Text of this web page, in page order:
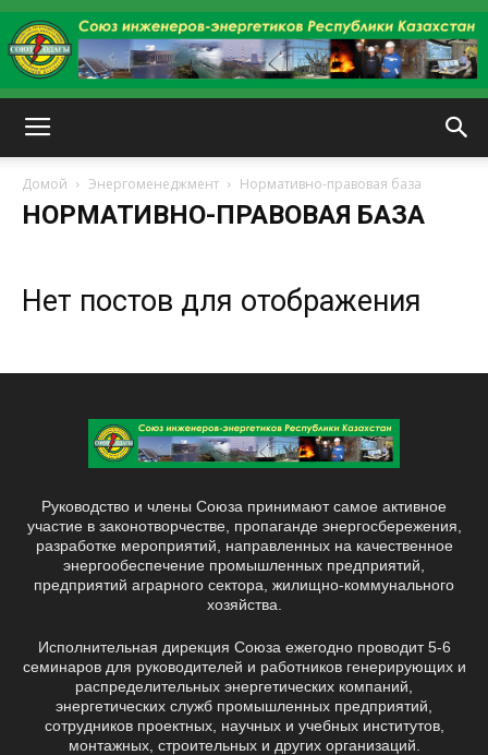
Домой Энергоменеджмент Нормативно-правовая база
НОРМАТИВНО-ПРАВОВАЯ БАЗА
Нет постов для отображения
Руководство и члены Союза принимают самое активное
участие в законотворчестве, пропаганде энергосбережения,
разработке мероприятий, направленных на качественное
энергообеспечение промышленных предприятий,
предприятий аграрного сектора, жилищно-коммунального
хозяйства.
Исполнительная дирекция Союза ежегодно проводит 5-6
семинаров для руководителей и работников генерирующих и
распределительных энергетических компаний,
энергетических служб промышленных предприятий,
сотрудников проектных, научных и учебных институтов,
монтажных, строительных и других организаций.